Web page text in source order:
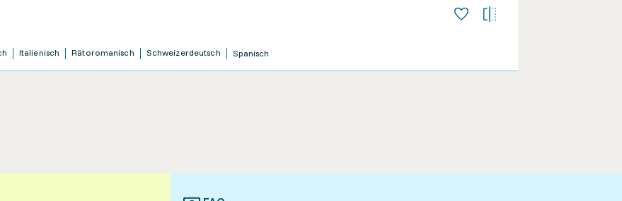
Italienisch Rätoromanisch Schweizerdeutsch Spanisch